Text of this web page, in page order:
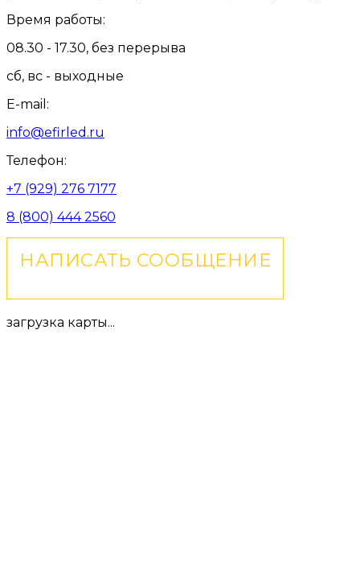
Время работы:
08.30 - 17.30, без перерыва
сб, вс - выходные
E-mail:
info@efirled.ru
Телефон:
+7 (929) 276 7177
8 (800) 444 2560
НАПИСАТЬ СООБЩЕНИЕ
загрузка карты...